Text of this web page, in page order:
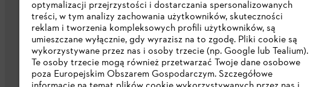
Firma
optymalizacji przejrzystości i dostarczania spersonalizowanych
treści, w tym analizy zachowania użytkowników, skuteczności
reklam i tworzenia kompleksowych profili użytkowników, są
umieszczane wyłącznie, gdy wyrazisz na to zgodę. Pliki cookie są
wykorzystywane przez nas i osoby trzecie (np. Google lub Tealium).
Te osoby trzecie mogą również przetwarzać Twoje dane osobowe
poza Europejskim Obszarem Gospodarczym. Szczegółowe